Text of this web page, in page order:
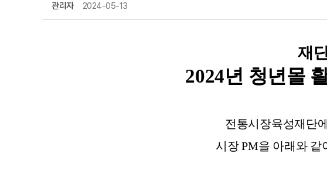
관리자 2024-05-13
재
2024년 청년몰
전통시장육성재단
시장 PM을 아래와 같